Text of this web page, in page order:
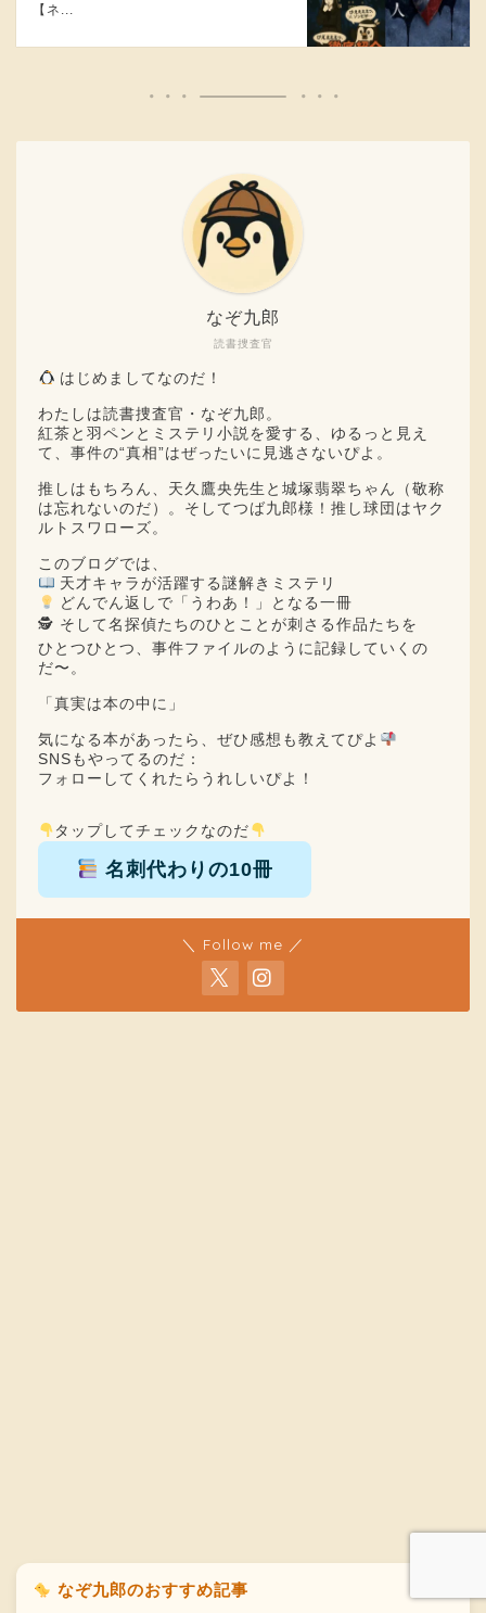
【ネ...
読書捜査官
なぞ九郎
はじめましてなのだ！
わたしは読書捜査官・なぞ九郎。
紅茶と羽ペンとミステリ小説を愛する、ゆるっと見え
て、事件の“真相”はぜったいに見逃さないぴよ。
推しはもちろん、天久鷹央先生と城塚翡翠ちゃん（敬称
は忘れないのだ）。そしてつば九郎様！推し球団はヤク
ルトスワローズ。
このブログでは、
天才キャラが活躍する謎解きミステリ
どんでん返しで「うわあ！」となる一冊
🕵️ そして名探偵たちのひとことが刺さる作品たちを
ひとつひとつ、事件ファイルのように記録していくの
だ〜。
「真実は本の中に」
気になる本があったら、ぜひ感想も教えてぴよ
SNSもやってるのだ：
フォローしてくれたらうれしいぴよ！
タップしてチェックなのだ
名刺代わりの10冊
＼ Follow me ／
なぞ九郎のおすすめ記事